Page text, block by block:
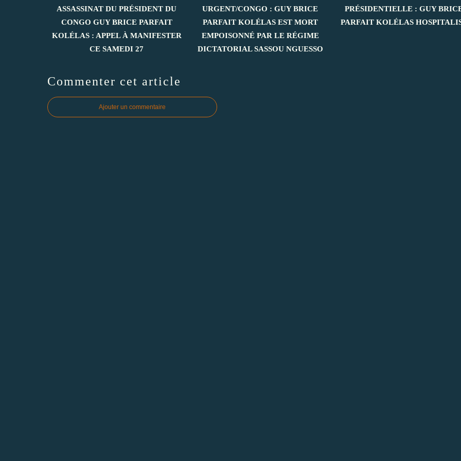
ASSASSINAT DU PRÉSIDENT DU
CONGO GUY BRICE PARFAIT
KOLÉLAS : APPEL À MANIFESTER
CE SAMEDI 27
URGENT/CONGO : GUY BRICE
PARFAIT KOLÉLAS EST MORT
EMPOISONNÉ PAR LE RÉGIME
DICTATORIAL SASSOU NGUESSO
PRÉSIDENTIELLE : GUY
PARFAIT KOLÉLAS
Commenter cet article
Ajouter un commentaire